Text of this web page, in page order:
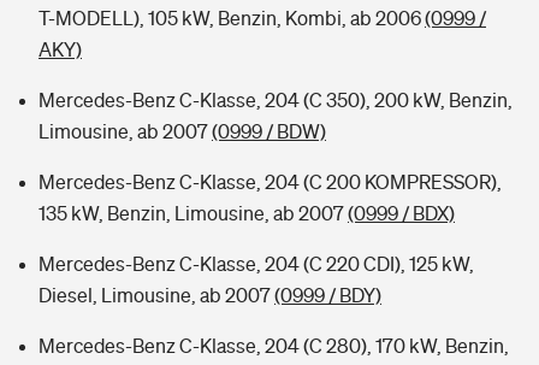
T-MODELL), 105 kW, Benzin, Kombi, ab 2006(0999 /
AKY)
Mercedes-Benz C-Klasse, 204 (C 350), 200 kW, Benzin,
Limousine, ab 2007(0999 / BDW)
Mercedes-Benz C-Klasse, 204 (C 200 KOMPRESSOR),
135 kW, Benzin, Limousine, ab 2007(0999 / BDX)
Mercedes-Benz C-Klasse, 204 (C 220 CDI), 125 kW,
Diesel, Limousine, ab 2007(0999 / BDY)
Mercedes-Benz C-Klasse, 204 (C 280), 170 kW, Benzin,